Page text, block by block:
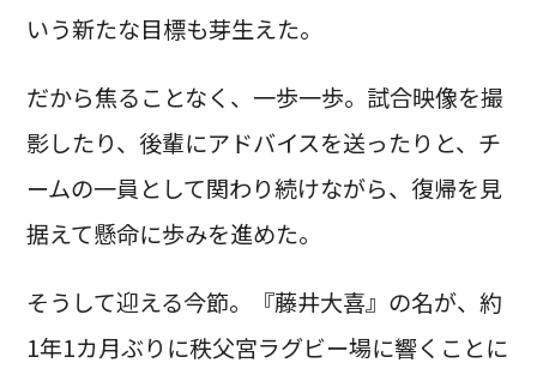
いう新たな目標も芽生えた。
だから焦ることなく、一歩一歩。試合映像を撮
影したり、後輩にアドバイスを送ったりと、チ
ームの一員として関わり続けながら、復帰を見
据えて懸命に歩みを進めた。
そうして迎える今節。『藤井大喜』の名が、約
1年1カ月ぶりに秩父宮ラグビー場に響くことに